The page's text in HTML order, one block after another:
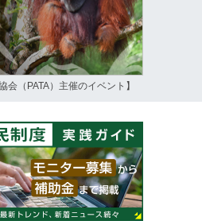
会（PATA）主催のイベント】